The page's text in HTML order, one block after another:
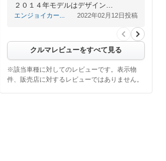
２０１４年モデルはデザイン…
エンジョイカー... 2022年02月12日投稿
クルマレビューをすべて見る
※該当車種に対してのレビューです。表示物
件、販売店に対するレビューではありません。